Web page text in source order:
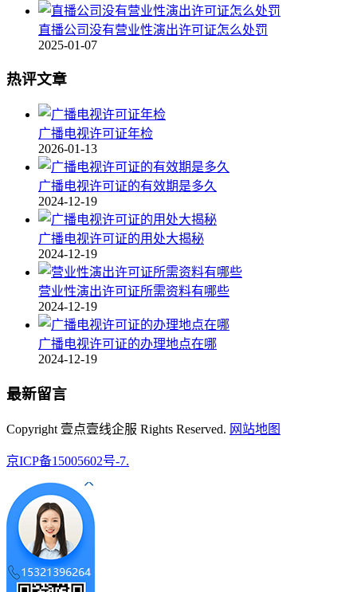
直播公司没有营业性演出许可证怎么处罚
2025-01-07
热评文章
广播电视许可证年检
2026-01-13
广播电视许可证的有效期是多久
2024-12-19
广播电视许可证的用处大揭秘
2024-12-19
营业性演出许可证所需资料有哪些
2024-12-19
广播电视许可证的办理地点在哪
2024-12-19
最新留言
Copyright 壹点壹线企服 Rights Reserved. 网站地图
京ICP备15005602号-7.